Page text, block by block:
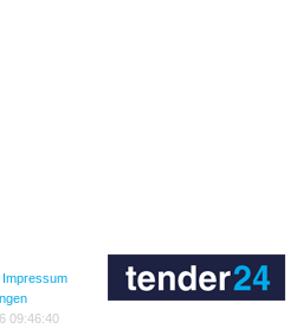
Impressum
09:46:40